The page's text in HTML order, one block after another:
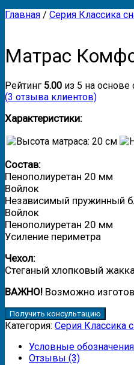
Главная / Серия Классика
Матрас
Рейтинг 5.00 из 5 на основе
(3 отзыва клиентов)
Характеристики:
Состав:
Пенополиуретан 20 мм
Войлок
Независимый пружинный
Войлок
Пенополиуретан 20 мм
Усиление периметра
Чехол:
Стеганый хлопковый
ВАЖНО! Возможно
Получить консультацию
Категория: Серия Классика
Условные обозначения
Отзывы (3)